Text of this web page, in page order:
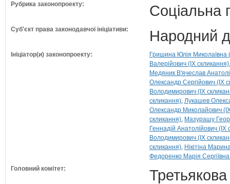
Рубрика законопроекту: Соціальна
Суб'єкт права законодавчої ініціативи: Народний
Ініціатор(и) законопроекту:
Гришина Юлія Миколаївна
Валерійович (IX скликання)
Медяник В'ячеслав
Олександр Сергійович (IX
Володимирович (IX
скликання) Лукашев
Олександр Миколайович
скликання) Мазурашу
Геннадій Анатолійович (IX
Володимирович (IX
скликання) Нікітіна
Федоренко Марія
Головний комітет: